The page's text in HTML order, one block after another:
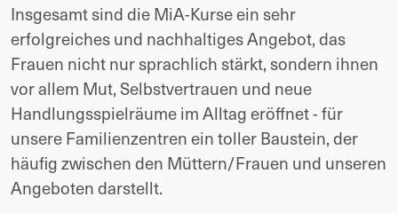
Insgesamt sind die MiA-Kurse ein sehr
erfolgreiches und nachhaltiges Angebot, das
Frauen nicht nur sprachlich stärkt, sondern ihnen
vor allem Mut, Selbstvertrauen und neue
Handlungsspielräume im Alltag eröffnet - für
unsere Familienzentren ein toller Baustein, der
häufig zwischen den Müttern/Frauen und unseren
Angeboten darstellt.